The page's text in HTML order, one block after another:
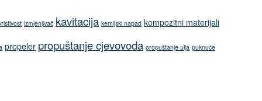
izmjenjivač kavitacija kemijski napad kompozitni materijali
propeler propuštanje cjevovoda propuštanje ulja puknuće